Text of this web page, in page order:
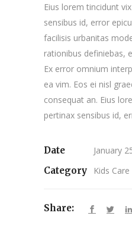
Eius lorem tincidunt
sensibus id, error
facilisis urbanitas
rationibus definiebas,
Ex error omnium
ea vim. Eos ei nisl
consequat an. Eius
pertinax sensibus id,
Date
January
Category
Kids Care
Share: